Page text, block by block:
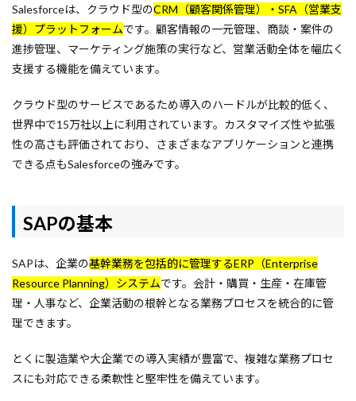
Salesforceは、クラウド型のCRM（顧客関係管理）・SFA（営業支
援）プラットフォームです。顧客情報の一元管理、商談・案件の
進捗管理、マーケティング施策の実行など、営業活動全体を幅広く
支援する機能を備えています。
クラウド型のサービスであるため導入のハードルが比較的低く、
世界中で15万社以上に利用されています。カスタマイズ性や拡張
性の高さも評価されており、さまざまなアプリケーションと連携
できる点もSalesforceの強みです。
SAPの基本
SAPは、企業の基幹業務を包括的に管理するERP（Enterprise
Resource Planning）システムです。会計・購買・生産・在庫管
理・人事など、企業活動の根幹となる業務プロセスを統合的に管
理できます。
とくに製造業や大企業での導入実績が豊富で、複雑な業務プロセ
スにも対応できる柔軟性と堅牢性を備えています。